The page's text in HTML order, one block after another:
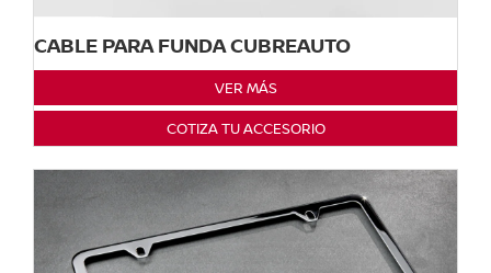
CABLE PARA FUNDA CUBREAUTO
VER MÁS
COTIZA TU ACCESORIO